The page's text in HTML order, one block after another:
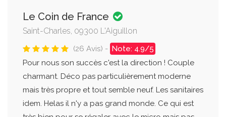
Le Coin de France
Saint-Charles, 09300 L'Aiguillon
(26 Avis) - Note: 4.9/5
Pour nous son succès c'est la direction ! Couple
charmant. Déco pas particulièrement moderne
mais très propre et tout semble neuf. Les sanitaires
idem. Helas il n'y a pas grand monde. Ce qui est